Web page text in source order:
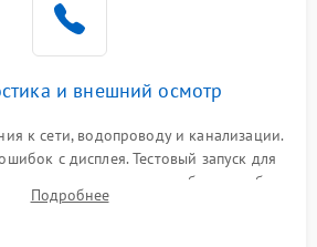
и внешний осмотр
к сети, водопроводу и канализации.
с дисплея. Тестовый запуск для
шумов, протечек или сбоев в работе
модуля управления.
Подробнее